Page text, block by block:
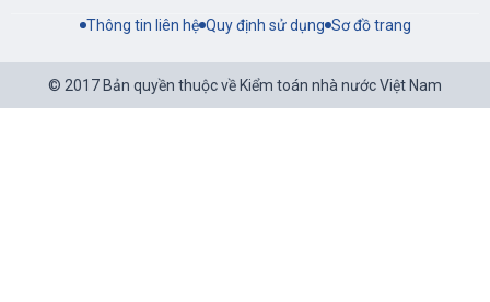
Thông tin liên hệ Quy định sử dụng Sơ đồ trang
© 2017 Bản quyền thuộc về Kiểm toán nhà nước Việt Nam